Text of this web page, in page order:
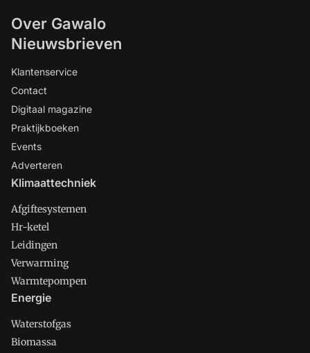
Over Gawalo
Nieuwsbrieven
Klantenservice
Contact
Digitaal magazine
Praktijkboeken
Events
Adverteren
Klimaattechniek
Afgiftesystemen
Hr-ketel
Leidingen
Verwarming
Warmtepompen
Energie
Waterstofgas
Biomassa